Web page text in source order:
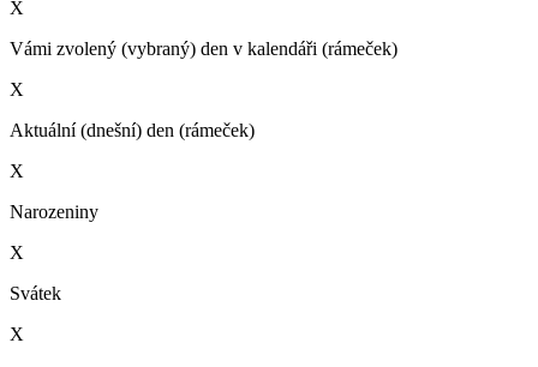
X
Vámi zvolený (vybraný) den v kalendáři (rámeček)
X
Aktuální (dnešní) den (rámeček)
X
Narozeniny
X
Svátek
X